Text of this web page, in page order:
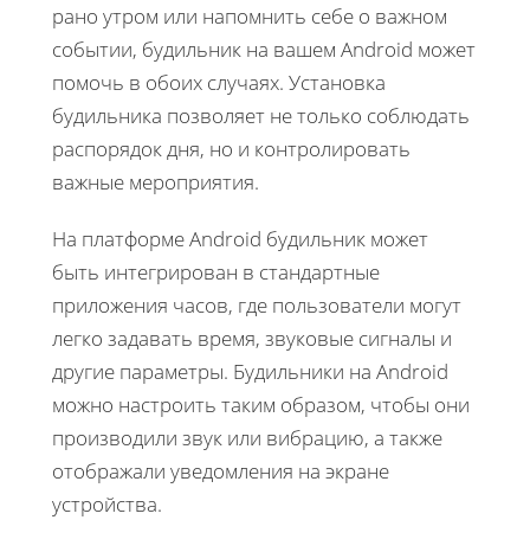
рано утром или напомнить себе о важном
событии, будильник на вашем Android может
помочь в обоих случаях. Установка
будильника позволяет не только соблюдать
распорядок дня, но и контролировать
важные мероприятия.
На платформе Android будильник может
быть интегрирован в стандартные
приложения часов, где пользователи могут
легко задавать время, звуковые сигналы и
другие параметры. Будильники на Android
можно настроить таким образом, чтобы они
производили звук или вибрацию, а также
отображали уведомления на экране
устройства.